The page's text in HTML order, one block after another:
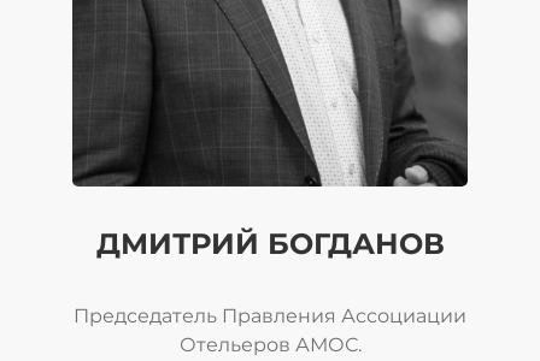
ДМИТРИЙ БОГДАНОВ
Председатель Правления Ассоциации
Отельеров АМОС.